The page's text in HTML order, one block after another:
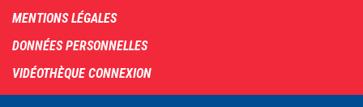
menu
MENTIONS LÉGALES
DONNÉES PERSONNELLES
VIDÉOTHÈQUE CONNEXION